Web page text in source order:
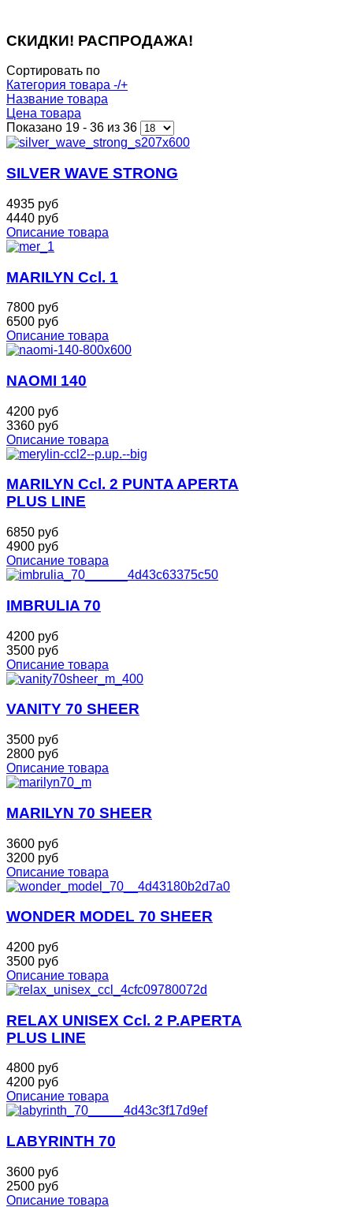
СКИДКИ! РАСПРОДАЖА!
Сортировать по
Категория товара -/+
Название товара
Цена товара
Показано 19 - 36 из 36
SILVER WAVE STRONG
4935 руб
4440 руб
Описание товара
MARILYN Ccl. 1
7800 руб
6500 руб
Описание товара
NAOMI 140
4200 руб
3360 руб
Описание товара
MARILYN Ccl. 2 PUNTA APERTA
PLUS LINE
6850 руб
4900 руб
Описание товара
IMBRULIA 70
4200 руб
3500 руб
Описание товара
VANITY 70 SHEER
3500 руб
2800 руб
Описание товара
MARILYN 70 SHEER
3600 руб
3200 руб
Описание товара
WONDER MODEL 70 SHEER
4200 руб
3500 руб
Описание товара
RELAX UNISEX Ccl. 2 P.APERTA
PLUS LINE
4800 руб
4200 руб
Описание товара
LABYRINTH 70
3600 руб
2500 руб
Описание товара